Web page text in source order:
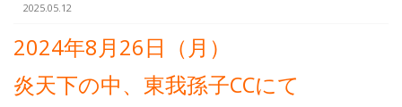
2025.05.12
2024年8月26日（月）
炎天下の中、東我孫子CCにて